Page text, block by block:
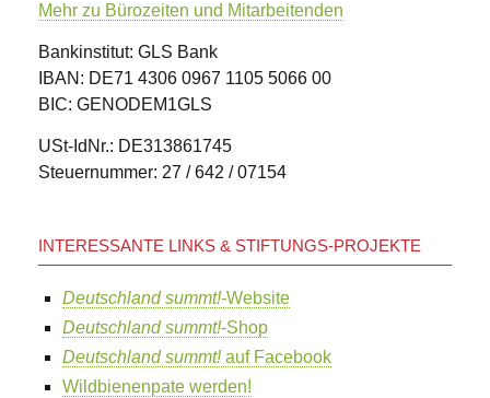
Mehr zu Bürozeiten und Mitarbeitenden
Bankinstitut: GLS Bank
IBAN: DE71 4306 0967 1105 5066 00
BIC: GENODEM1GLS
USt-IdNr.: DE313861745
Steuernummer: 27 / 642 / 07154
INTERESSANTE LINKS & STIFTUNGS-PROJEKTE
Deutschland summt!-Website
Deutschland summt!-Shop
Deutschland summt!auf Facebook
Wildbienenpate werden!